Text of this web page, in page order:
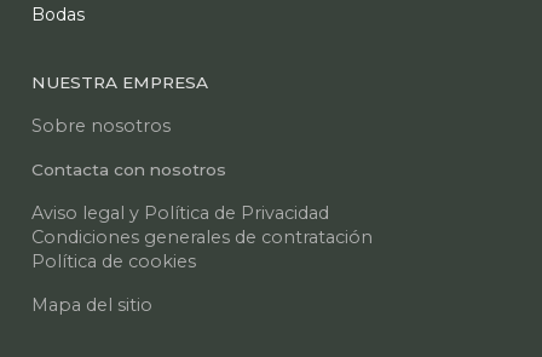
Bodas
NUESTRA EMPRESA
Sobre nosotros
Contacta con nosotros
Aviso legal y Política de Privacidad
Condiciones generales de contratación
Política de cookies
Mapa del sitio